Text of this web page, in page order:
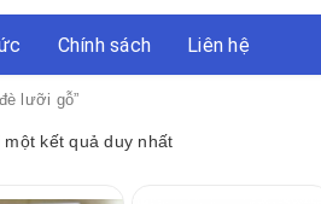
Chính sách Liên hệ
lưỡi gỗ”
một kết quả duy nhất